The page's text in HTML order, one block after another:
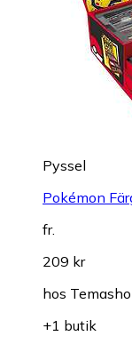
Pyssel
Pokémon
fr.
209 kr
hos
+1 butik